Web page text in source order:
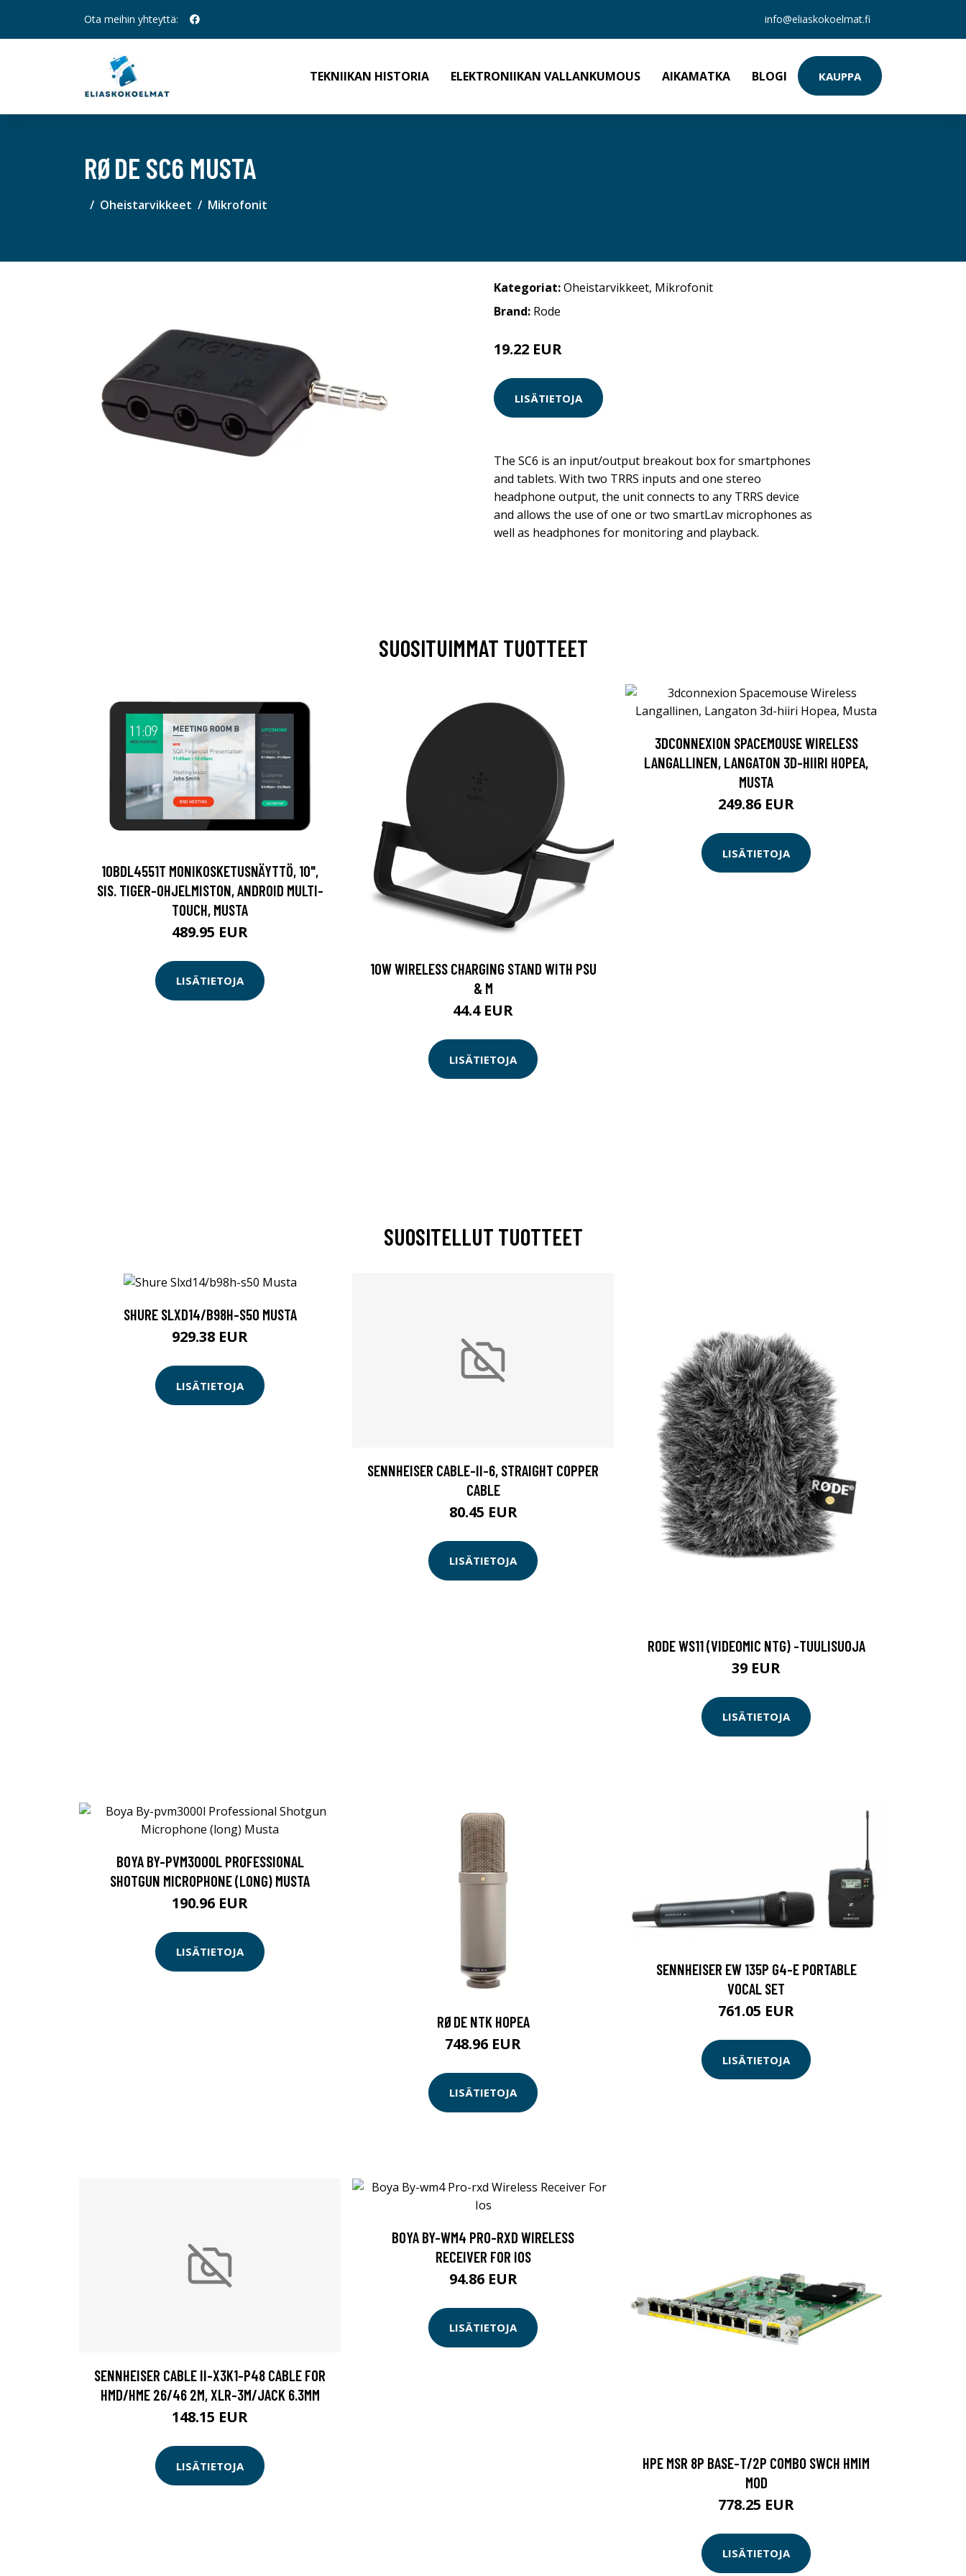
Ota meihin yhteyttä: info@eliaskokoelmat.fi
TEKNIIKAN HISTORIA ELEKTRONIIKAN VALLANKUMOUS AIKAMATKA BLOGI KAUPPA
RØDE SC6 MUSTA
Oheistarvikkeet Mikrofonit
Kategoriat:Oheistarvikkeet, Mikrofonit
Brand: Rode
19.22 EUR
LISÄTIETOJA
The SC6 is an input/output breakout box for smartphones
and tablets. With two TRRS inputs and one stereo
headphone output, the unit connects to any TRRS device
and allows the use of one or two smartLav microphones as
well as headphones for monitoring and playback.
SUOSITUIMMAT TUOTTEET
10BDL4551T MONIKOSKETUSNÄYTTÖ, 10",
SIS. TIGER-OHJELMISTON, ANDROID MULTI-
TOUCH, MUSTA
489.95 EUR
LISÄTIETOJA
10W WIRELESS CHARGING STAND WITH PSU
& M
44.4 EUR
LISÄTIETOJA
3DCONNEXION SPACEMOUSE WIRELESS
LANGALLINEN, LANGATON 3D-HIIRI HOPEA,
MUSTA
249.86 EUR
LISÄTIETOJA
SUOSITELLUT TUOTTEET
SHURE SLXD14/B98H-S50 MUSTA
929.38 EUR
LISÄTIETOJA
SENNHEISER CABLE-II-6, STRAIGHT COPPER
CABLE
80.45 EUR
LISÄTIETOJA
RODE WS11 (VIDEOMIC NTG) -TUULISUOJA
39 EUR
LISÄTIETOJA
BOYA BY-PVM3000L PROFESSIONAL
SHOTGUN MICROPHONE (LONG) MUSTA
190.96 EUR
LISÄTIETOJA
RØDE NTK HOPEA
748.96 EUR
LISÄTIETOJA
SENNHEISER EW 135P G4-E PORTABLE
VOCAL SET
761.05 EUR
LISÄTIETOJA
SENNHEISER CABLE II-X3K1-P48 CABLE FOR
HMD/HME 26/46 2M, XLR-3M/JACK 6.3MM
148.15 EUR
LISÄTIETOJA
BOYA BY-WM4 PRO-RXD WIRELESS
RECEIVER FOR IOS
94.86 EUR
LISÄTIETOJA
HPE MSR 8P BASE-T/2P COMBO SWCH HMIM
MOD
778.25 EUR
LISÄTIETOJA